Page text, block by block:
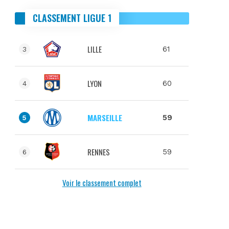
CLASSEMENT LIGUE 1
3 LILLE 61
4 LYON 60
5 MARSEILLE 59
6 RENNES 59
Voir le classement complet